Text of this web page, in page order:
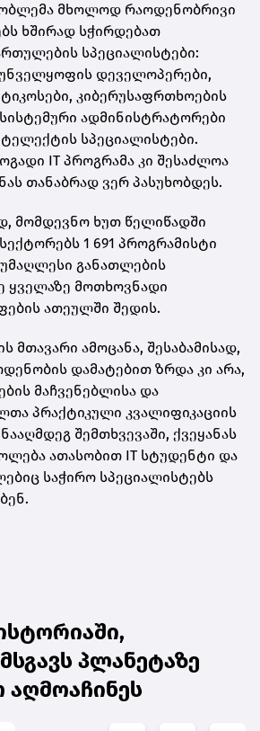
მხოლოდ რაოდენობრივი
ხშირად სჭირდებათ
სპეციალისტები:
დეველოპერები,
კიბერუსაფრთხოების
ადმინისტრატორები
სპეციალისტები.
IT პროგრამა კი შესაძლოა
თანაბრად ვერ პასუხობდეს.
მომდევნო ხუთ წელიწადში
1 691 პროგრამისტი
განათლების
ყველაზე მოთხოვნადი
ათეულში შედის.
მთავარი ამოცანა, შესაბამისად,
დამატებით ზრდა კი არა,
მაჩვენებლისა და
პრაქტიკული კვალიფიკაციის
შემთხვევაში, ქვეყანას
ათასობით IT სტუდენტი და
საჭირო სპეციალისტებს
პლანეტაზე